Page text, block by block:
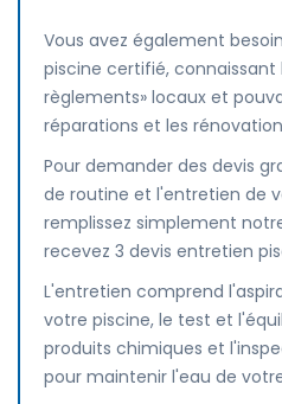
Vous avez également
piscine certifié, connaissant
règlements» locaux et
réparations et les
Pour demander des devis
de routine et l'entretien de
remplissez simplement
recevez 3 devis entretien
L'entretien comprend
votre piscine, le test et
produits chimiques et
pour maintenir l'eau de